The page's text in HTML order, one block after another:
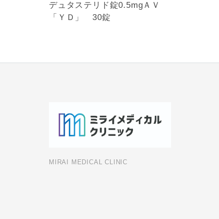
デュタステリド錠0.5mgＡＶ
「ＹＤ」 30錠
MIRAI MEDICAL CLINIC